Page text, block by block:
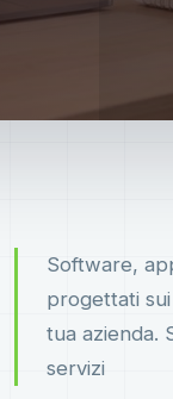
Software,
progettati
tua azienda.
servizi